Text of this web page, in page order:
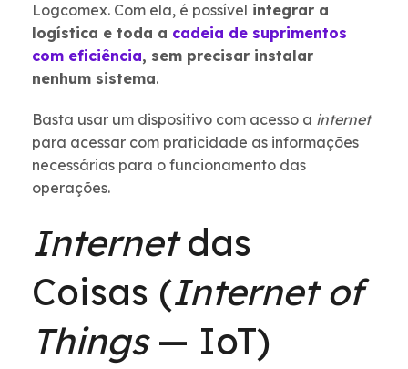
Logcomex. Com ela, é possível integrar a
logística e toda a cadeia de suprimentos
com eficiência, sem precisar instalar
nenhum sistema.
Basta usar um dispositivo com acesso a internet
para acessar com praticidade as informações
necessárias para o funcionamento das
operações.
Internetdas
Coisas (Internet of
Things— IoT)